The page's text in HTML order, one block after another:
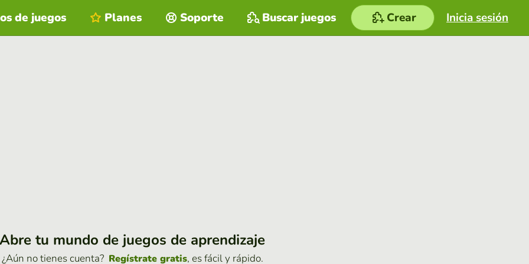
Inicia sesión
de juegos Planes Soporte Buscar juegos Crear
Abre tu mundo de juegos de aprendizaje
¿Aún no tienes cuenta? Regístrate gratis, es fácil y rápido.